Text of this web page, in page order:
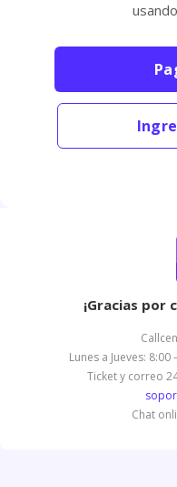
¡Gracias por
Lunes a Jueves:
Ticket y correo
Chat